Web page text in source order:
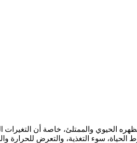
والممتلئ، خاصة أن التغيرات
سوء التغذية، والتعرض للحرارة